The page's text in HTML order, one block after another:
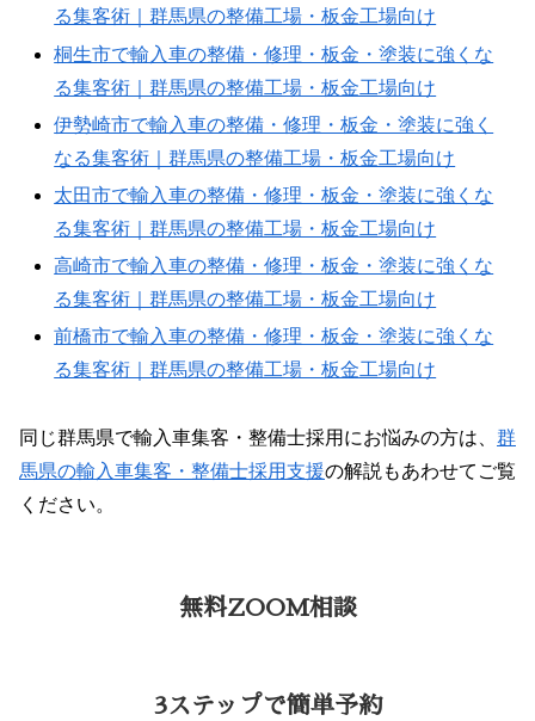
る集客術｜群馬県の整備工場・板金工場向け
桐生市で輸入車の整備・修理・板金・塗装に強くな
る集客術｜群馬県の整備工場・板金工場向け
伊勢崎市で輸入車の整備・修理・板金・塗装に強く
なる集客術｜群馬県の整備工場・板金工場向け
太田市で輸入車の整備・修理・板金・塗装に強くな
る集客術｜群馬県の整備工場・板金工場向け
高崎市で輸入車の整備・修理・板金・塗装に強くな
る集客術｜群馬県の整備工場・板金工場向け
前橋市で輸入車の整備・修理・板金・塗装に強くな
る集客術｜群馬県の整備工場・板金工場向け
同じ群馬県で輸入車集客・整備士採用にお悩みの方は、 群
馬県の輸入車集客・整備士採用支援の解説もあわせてご覧
ください。
無料ZOOM相談
3ステップで簡単予約